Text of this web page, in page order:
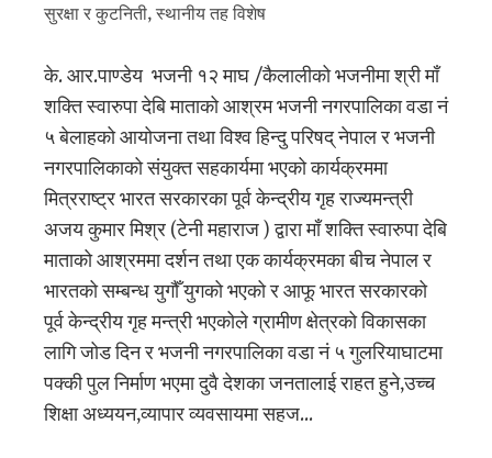
सुरक्षा र कुटनिती, स्थानीय तह विशेष
के. आर.पाण्डेय भजनी १२ माघ /कैलालीको भजनीमा श्री माँ
शक्ति स्वारुपा देबि माताको आश्रम भजनी नगरपालिका वडा नं
५ बेलाहको आयोजना तथा विश्व हिन्दु परिषद् नेपाल र भजनी
नगरपालिकाको संयुक्त सहकार्यमा भएको कार्यक्रममा
मित्रराष्ट्र भारत सरकारका पूर्व केन्द्रीय गृह राज्यमन्त्री
अजय कुमार मिश्र (टेनी महाराज ) द्वारा माँ शक्ति स्वारुपा देबि
माताको आश्रममा दर्शन तथा एक कार्यक्रमका बीच नेपाल र
भारतको सम्बन्ध युगौँ युगको भएको र आफू भारत सरकारको
पूर्व केन्द्रीय गृह मन्त्री भएकोले ग्रामीण क्षेत्रको विकासका
लागि जोड दिन र भजनी नगरपालिका वडा नं ५ गुलरियाघाटमा
पक्की पुल निर्माण भएमा दुवै देशका जनतालाई राहत हुने,उच्च
शिक्षा अध्ययन,व्यापार व्यवसायमा सहज…